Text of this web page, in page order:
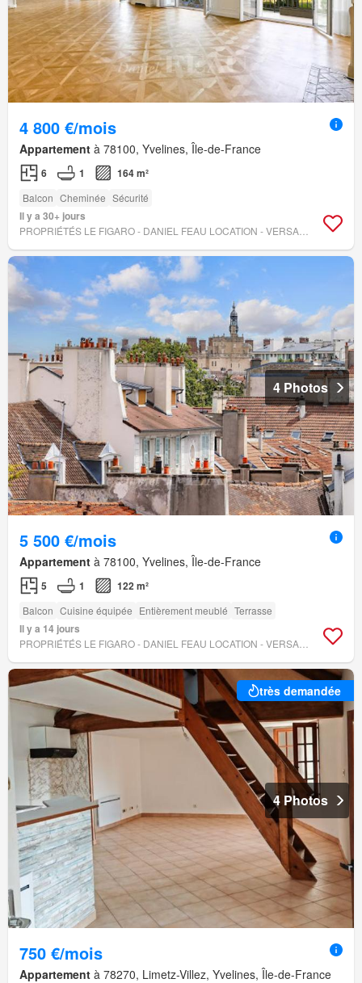
4 800 €/mois
Appartement à 78100, Yvelines, Île-de-France
6 1 164 m²
Balcon Cheminée Sécurité
Il y a 30+ jours
4 Photos
5 500 €/mois
Appartement à 78100, Yvelines, Île-de-France
5 1 122 m²
Balcon Cuisine équipée Entièrement meublé Terrasse
Il y a 14 jours
très demandée
4 Photos
750 €/mois
Appartement à 78270, Limetz-Villez, Yvelines, Île-de-France